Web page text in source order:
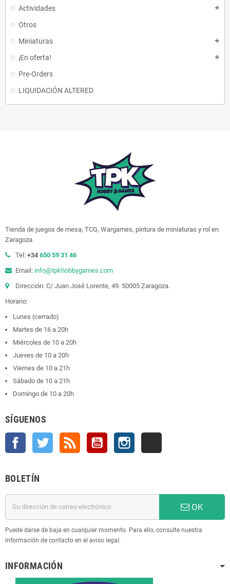
Actividades add
Otros
Miniaturas
add
¡En oferta! add
Pre-Orders
LIQUIDACIÓN ALTERED
Tienda de juegos de mesa, TCG, Wargames, pintura de miniaturas y rol en
Zaragoza.
Tel: +34 650 59 31 46
Email: info@tpkhobbygames.com
Dirección: C/ Juan José Lorente, 49. 50005 Zaragoza.
Horario:
Lunes (cerrado)
Martes de 16 a 20h
Miércoles de 10 a 20h
Jueves de 10 a 20h
Viernes de 10 a 21h
Sábado de 10 a 21h
Domingo de 10 a 20h
SÍGUENOS
Facebook Twitter Rss YouTube Instagram
BOLETÍN
OK
Puede darse de baja en cualquier momento. Para ello, consulte nuestra
información de contacto en el aviso legal.
INFORMACIÓN